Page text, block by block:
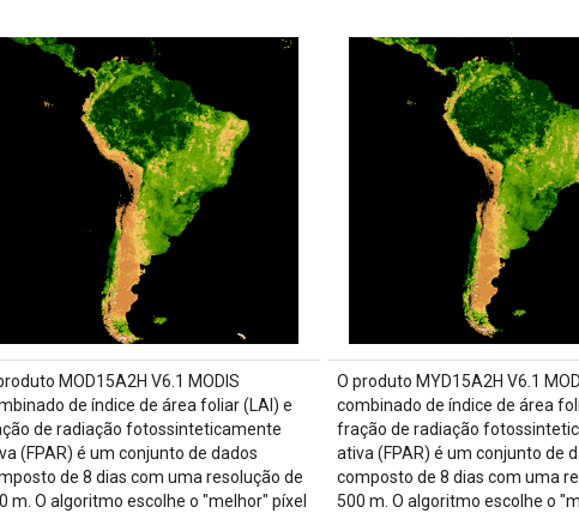
MOD15A2H V6.1 MODIS
de índice de área foliar (LAI) e
de radiação fotossinteticamente
(FPAR) é um conjunto de dados
de 8 dias com uma resolução de
m. O algoritmo escolhe o "melhor" píxel
O produto MYD15A2H V6.1
combinado de índice de área
fração de radiação
ativa (FPAR) é um conjunto de
composto de 8 dias com uma
500 m. O algoritmo escolhe o